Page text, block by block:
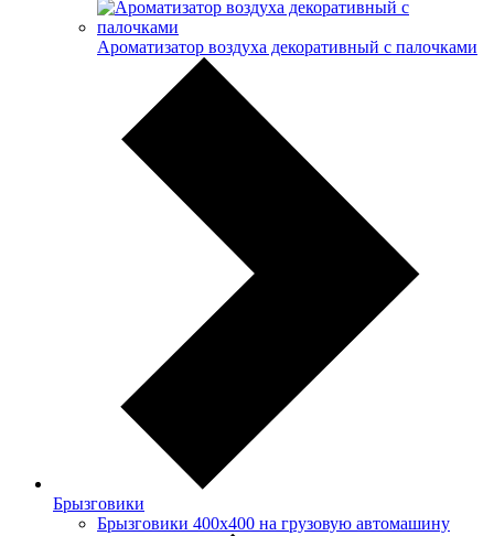
Ароматизатор воздуха декоративный с палочками
Брызговики
Брызговики 400х400 на грузовую автомашину